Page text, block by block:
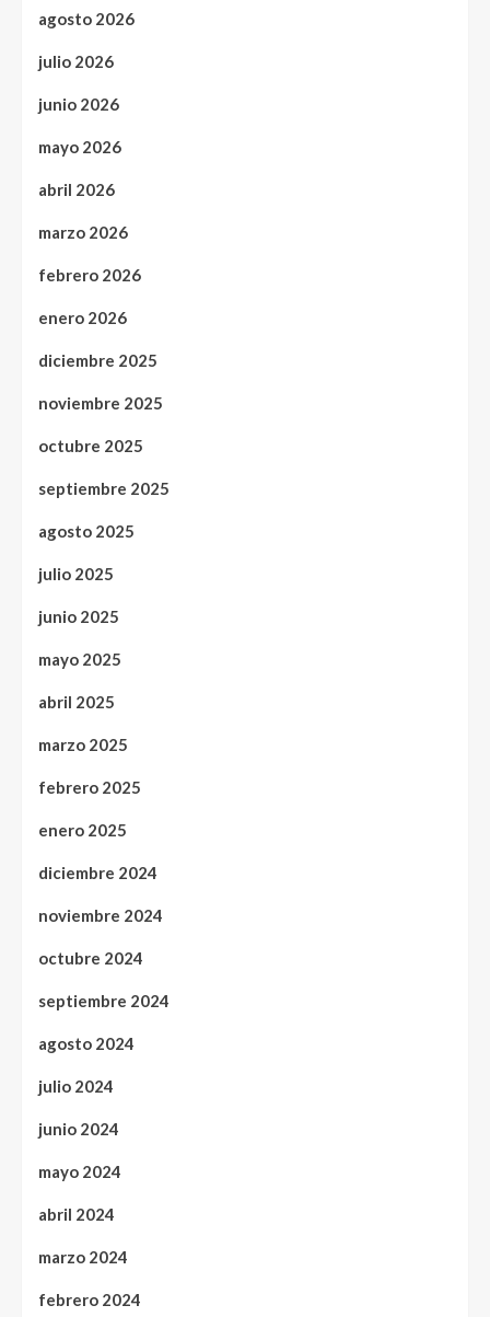
agosto 2026
julio 2026
junio 2026
mayo 2026
abril 2026
marzo 2026
febrero 2026
enero 2026
diciembre 2025
noviembre 2025
octubre 2025
septiembre 2025
agosto 2025
julio 2025
junio 2025
mayo 2025
abril 2025
marzo 2025
febrero 2025
enero 2025
diciembre 2024
noviembre 2024
octubre 2024
septiembre 2024
agosto 2024
julio 2024
junio 2024
mayo 2024
abril 2024
marzo 2024
febrero 2024